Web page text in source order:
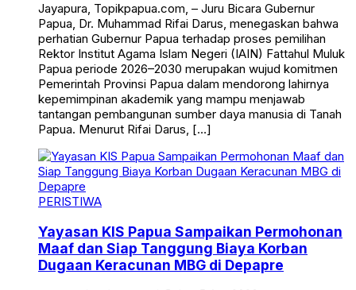
Jayapura, Topikpapua.com, – Juru Bicara Gubernur
Papua, Dr. Muhammad Rifai Darus, menegaskan bahwa
perhatian Gubernur Papua terhadap proses pemilihan
Rektor Institut Agama Islam Negeri (IAIN) Fattahul Muluk
Papua periode 2026–2030 merupakan wujud komitmen
Pemerintah Provinsi Papua dalam mendorong lahirnya
kepemimpinan akademik yang mampu menjawab
tantangan pembangunan sumber daya manusia di Tanah
Papua. Menurut Rifai Darus, […]
PERISTIWA
Yayasan KIS Papua Sampaikan Permohonan
Maaf dan Siap Tanggung Biaya Korban
Dugaan Keracunan MBG di Depapre